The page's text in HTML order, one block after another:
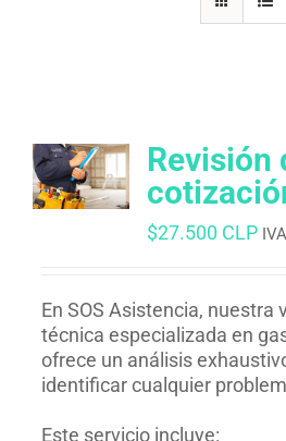
Revisión
$27.500 CLP
En SOS Asistencia, nuestra
técnica especializada en
ofrece un análisis
identificar cualquier
Este servicio incluye: